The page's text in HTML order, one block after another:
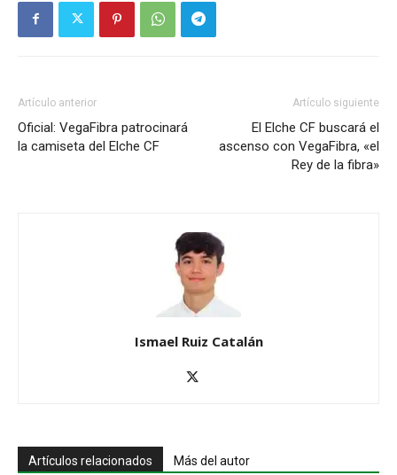
Artículo anterior
Oficial: VegaFibra patrocinará
la camiseta del Elche CF
Artículo siguiente
El Elche CF buscará el
ascenso con VegaFibra, «el
Rey de la fibra»
Ismael Ruiz Catalán
Artículos relacionados Más del autor